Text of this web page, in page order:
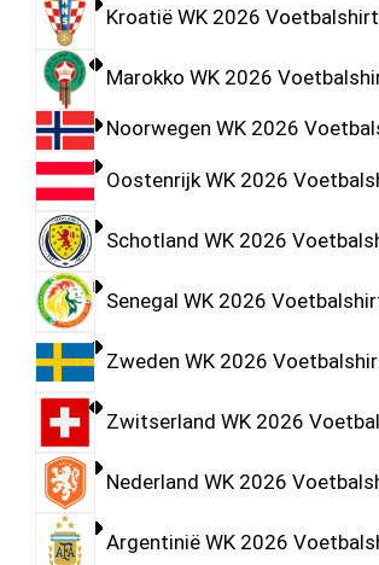
Kroatië WK 2026
Marokko WK 2026
Noorwegen WK 2026
Oostenrijk WK 2026
Schotland WK 2026
Senegal WK 2026
Zweden WK 2026
Zwitserland WK 2026
Nederland WK 2026
Argentinië WK 2026